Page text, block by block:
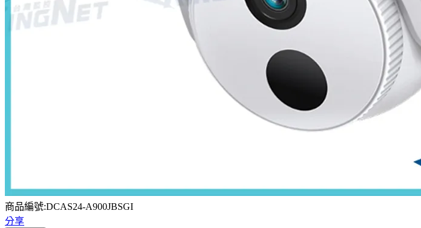
商品編號:DCAS24-A900JBSGI
分享